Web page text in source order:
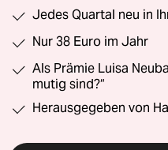
Jedes Quartal neu in
Nur 38 Euro im Jahr
Als Prämie Luisa
mutig sind?“
Herausgegeben von